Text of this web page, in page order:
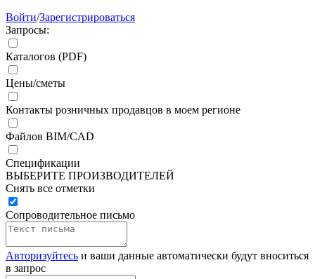
Войти/Зарегистрироваться
Запросы:
Каталогов (PDF)
Цены/сметы
Контакты розничных продавцов в моем регионе
Файлов BIM/CAD
Спецификации
ВЫБЕРИТЕ ПРОИЗВОДИТЕЛЕЙ
Снять все отметки
Сопроводительное письмо
Авторизуйтесь и ваши данные автоматически будут вноситься
в запрос